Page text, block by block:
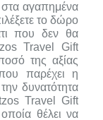
αγαπημένα
το δώρο
που δεν θα
Travel Gift
της αξίας
παρέχει η
δυνατότητα
Travel Gift
θέλει να